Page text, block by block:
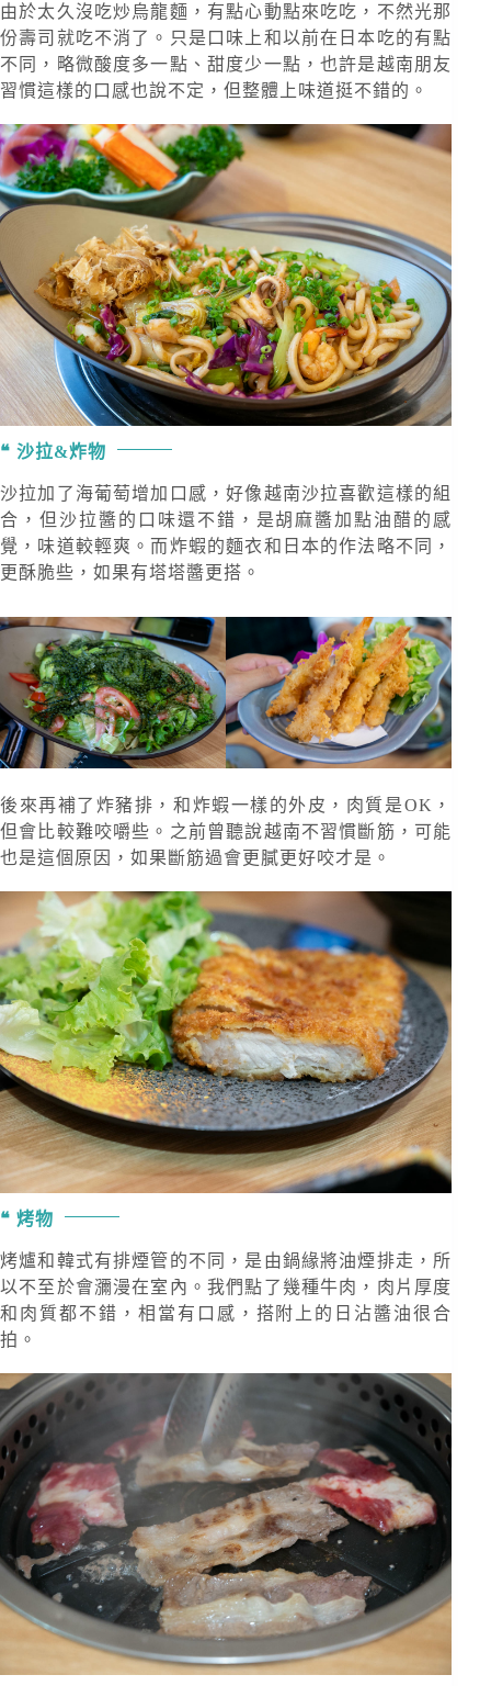
由於太久沒吃炒烏龍麵，有點心動點來吃吃，不然光那
份壽司就吃不消了。只是口味上和以前在日本吃的有點
不同，略微酸度多一點、甜度少一點，也許是越南朋友
習慣這樣的口感也說不定，但整體上味道挺不錯的。
沙拉&炸物
沙拉加了海葡萄增加口感，好像越南沙拉喜歡這樣的組
合，但沙拉醬的口味還不錯，是胡麻醬加點油醋的感
覺，味道較輕爽。而炸蝦的麵衣和日本的作法略不同，
更酥脆些，如果有塔塔醬更搭。
後來再補了炸豬排，和炸蝦一樣的外皮，肉質是OK，
但會比較難咬嚼些。之前曾聽說越南不習慣斷筋，可能
也是這個原因，如果斷筋過會更膩更好咬才是。
烤物
烤爐和韓式有排煙管的不同，是由鍋緣將油煙排走，所
以不至於會瀰漫在室內。我們點了幾種牛肉，肉片厚度
和肉質都不錯，相當有口感，搭附上的日沾醬油很合
拍。